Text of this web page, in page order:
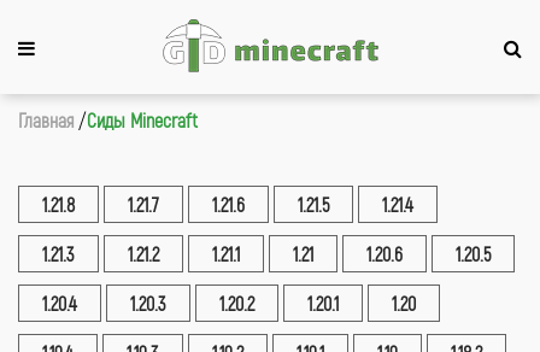
Главная Сиды Minecraft
1.21.8 1.21.7 1.21.6 1.21.5 1.21.4
1.21.3 1.21.2 1.21.1 1.21 1.20.6 1.20.5
1.20.4 1.20.3 1.20.2 1.20.1 1.20